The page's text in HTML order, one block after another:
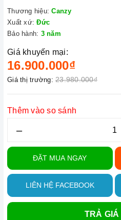
Thương hiệu: Canzy
Xuất xứ: Đức
Bảo hành: 3 năm
Giá khuyến mại:
16.900.000₫
Giá thị trường: 23.980.000₫
Thêm vào so sánh
–
ĐẶT MUA NGAY
LIÊN HỆ FACEBOOK
TRẢ GIÁ